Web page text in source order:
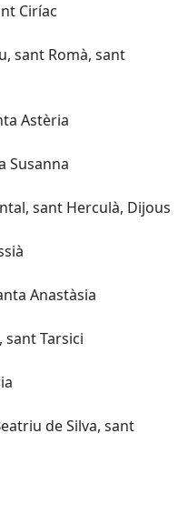
Ciríac
sant Romà, sant
Astèria
Susanna
sant Herculà, Dijous
Anastàsia
sant Tarsici
de Silva, sant